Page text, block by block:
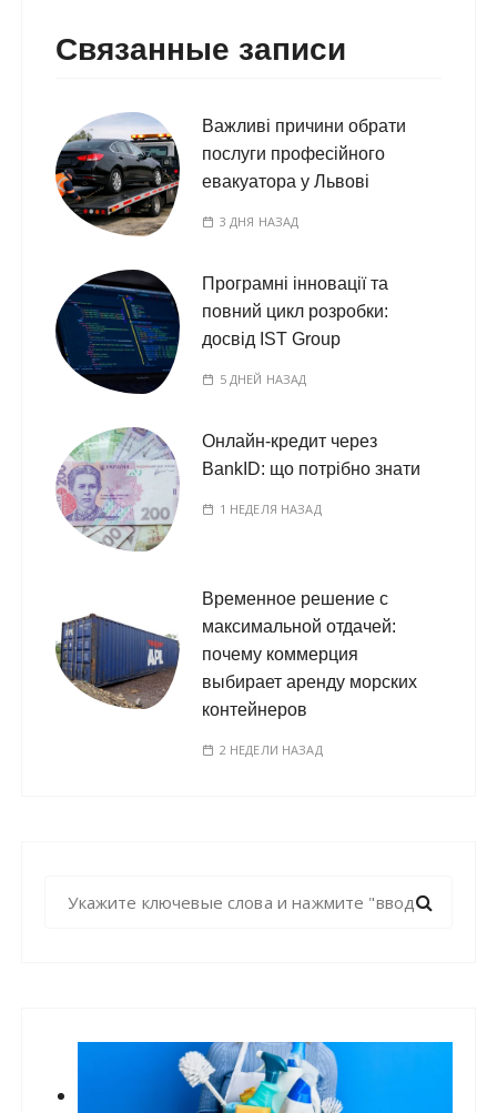
Связанные записи
Важливі причини обрати
послуги професійного
евакуатора у Львові
3 ДНЯ НАЗАД
Програмні інновації та
повний цикл розробки:
досвід IST Group
5 ДНЕЙ НАЗАД
Онлайн-кредит через
BankID: що потрібно знати
1 НЕДЕЛЯ НАЗАД
Временное решение с
максимальной отдачей:
почему коммерция
выбирает аренду морских
контейнеров
2 НЕДЕЛИ НАЗАД